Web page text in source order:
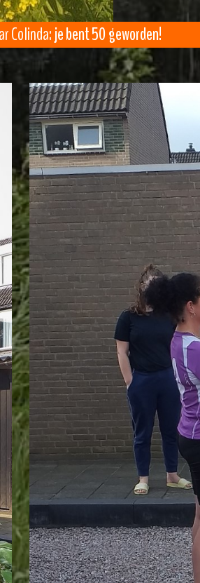
Colinda:je bent 50 geworden!